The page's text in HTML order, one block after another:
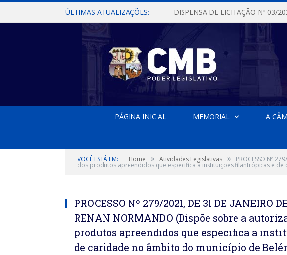
ÚLTIMAS ATUALIZAÇÕES:
PÁGINA INICIAL MEMORIAL A
VOCÊ ESTÁ EM: Home » Atividades Legislativas » PROCESSO Nº
dos produtos apreendidos que especifica a instituições filantrópicas e
PROCESSO Nº 279/2021, DE 31 DE JANEIRO
RENAN NORMANDO (Dispõe sobre a
produtos apreendidos que especifica a
de caridade no âmbito do município de